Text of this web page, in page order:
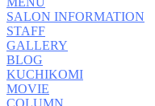
SALON INFORMATION
STAFF
GALLERY
BLOG
KUCHIKOMI
MOVIE
COLUMN